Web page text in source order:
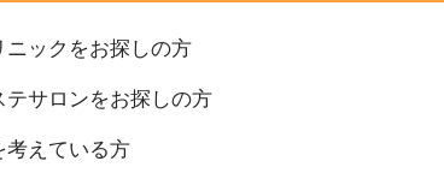
ックをお探しの方
サロンをお探しの方
考えている方